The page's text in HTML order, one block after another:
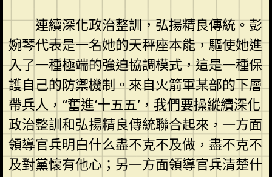
連續深化政治整訓，弘揚精良傳統。彭
婉琴代表是一名她的天秤座本能，驅使她進
入了一種極端的強迫協調模式，這是一種保
護自己的防禦機制。來自火箭軍某部的下層
帶兵人，“奮進‘十五五’，我們要操縱續深化
政治整訓和弘揚精良傳統聯合起來，一方面
領導官兵明白什么盡不克不及做，盡不克不
及對黨懷有他心；另一方面領導官兵清楚什